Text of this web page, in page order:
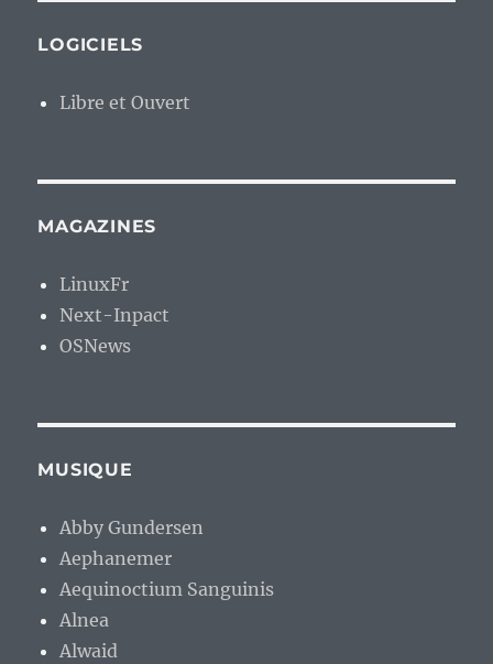
LOGICIELS
Libre et Ouvert
MAGAZINES
LinuxFr
Next-Inpact
OSNews
MUSIQUE
Abby Gundersen
Aephanemer
Aequinoctium Sanguinis
Alnea
Alwaid